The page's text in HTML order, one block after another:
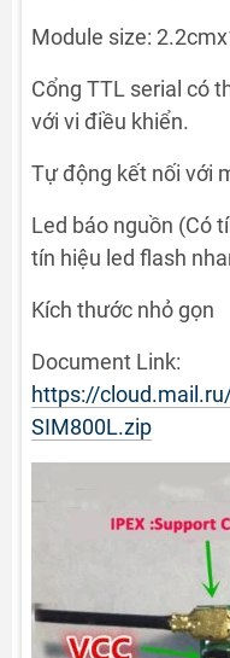
Module size:
Cổng TTL serial có
với vi điều khiển.
Tự động kết nối với
Led báo nguồn (Có
tín hiệu led flash
Kích thước nhỏ gọn
Document Link:
https://
SIM800L.zip